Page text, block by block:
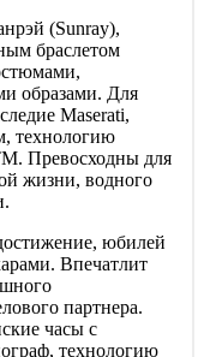
(Sunray),
браслетом
образами. Для
Maserati,
технологию
Превосходны для
жизни, водного
юбилей
Впечатлит
партнера.
часы с
технологию